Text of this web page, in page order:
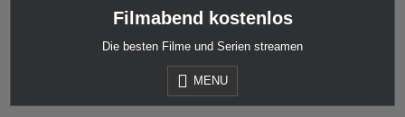
Filmabend kostenlos
Die besten Filme und Serien streamen
MENU